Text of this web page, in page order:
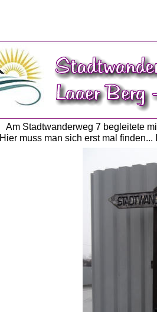
Am Stadtwanderweg 7 begleitete
Hier muss man sich erst mal